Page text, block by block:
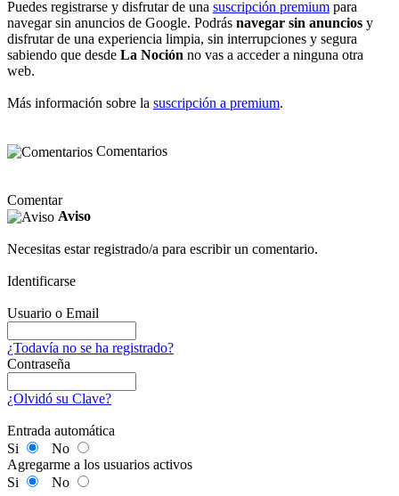
Puedes registrarse y disfrutar de una suscripción premium para
navegar sin anuncios de Google. Podrás navegar sin anuncios y
disfrutar de una experiencia limpia, sin interrupciones y segura
sabiendo que desde La Noción no vas a acceder a ninguna otra
web.
Más información sobre la suscripción a premium.
Comentarios
Comentar
Aviso
Necesitas estar registrado/a para escribir un comentario.
Identificarse
Usuario o Email
¿Todavía no se ha registrado?
Contraseña
¿Olvidó su Clave?
Entrada automática
Si
No
Agregarme a los usuarios activos
Si
No